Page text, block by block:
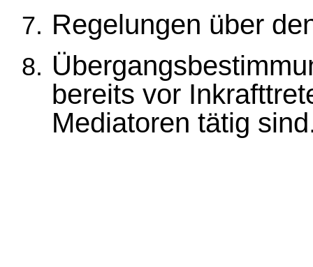
Regelungen über
bereits vor
Mediatoren tätig